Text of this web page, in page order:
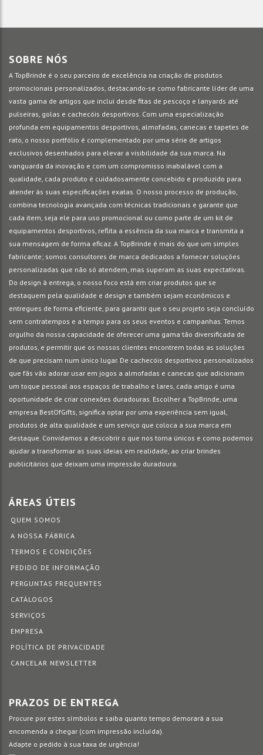
SOBRE NÓS
A TopBrinde é o seu parceiro de excelência na criação de produtos
promocionais personalizados, destacando-se como fabricante líder de uma
vasta gama de artigos que inclui desde fitas de pescoço e lanyards até
pulseiras, golas e cachecóis desportivos. Com uma especialização
profunda em equipamentos desportivos, almofadas, canecas e tapetes de
rato, o nosso portfólio é complementado por uma série de artigos
exclusivos desenhados para elevar a visibilidade da sua marca. Na
vanguarda da inovação e com um compromisso inabalável com a
qualidade, cada produto é cuidadosamente concebido e produzido para
atender às suas especificações exatas. O nosso processo de produção,
combina tecnologia avançada com técnicas tradicionais e garante que
cada item, seja ele para uso promocional ou como parte de um kit de
equipamentos desportivos, reflita a essência da sua marca e transmita a
sua mensagem de forma eficaz. A TopBrinde é mais do que um simples
fabricante; somos consultores de marca dedicados a fornecer soluções
personalizadas que não só atendem, mas superam as suas expectativas.
Do design à entrega, o nosso foco está em criar produtos que se
destaquem pela qualidade e design e também sejam econômicos e
entregues de forma eficiente, para garantir que o seu projeto seja concluído
sem contratempos e a tempo para os seus eventos e campanhas. Temos
orgulho da nossa capacidade de oferecer uma gama tão diversificada de
produtos, e permitir que os nossos clientes encontrem todas as soluções
de que precisam num único lugar. De cachecóis desportivos personalizados
que fãs vão adorar usar em jogos a almofadas e canecas que adicionam
um toque pessoal aos espaços de trabalho e lares, cada artigo é uma
oportunidade de criar conexões duradouras. Escolher a TopBrinde, uma
empresa BestOfGifts, significa optar por uma experiência sem igual,
produtos de alta qualidade e um serviço que coloca a sua marca em
destaque. Convidamos a descobrir o que nos torna únicos e como podemos
ajudar a transformar as suas ideias em realidade, ao criar brindes
publicitários que deixam uma impressão duradoura.
ÁREAS ÚTEIS
QUEM SOMOS
A NOSSA FÁBRICA
TERMOS E CONDIÇÕES
PEDIDO DE INFORMAÇÃO
PERGUNTAS FREQUENTES
CATÁLOGOS
SERVIÇOS
EMPRESA
POLÍTICA DE PRIVACIDADE
CANCELAR NEWSLETTER
PRAZOS DE ENTREGA
Procure por estes símbolos e saiba quanto tempo demorará a sua
encomenda a chegar (com impressão incluída).
Adapte o pedido à sua taxa de urgência!